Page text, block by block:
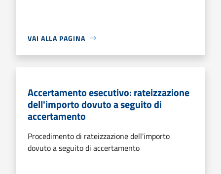
VAI ALLA PAGINA
Accertamento esecutivo: rateizzazione
dell'importo dovuto a seguito di
accertamento
Procedimento di rateizzazione dell'importo
dovuto a seguito di accertamento